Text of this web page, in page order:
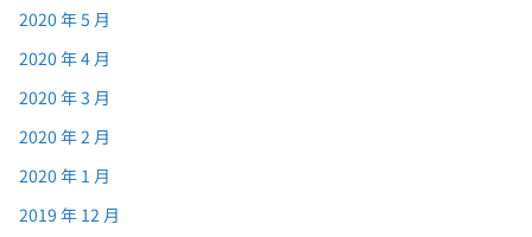
2020 年 5 月
2020 年 4 月
2020 年 3 月
2020 年 2 月
2020 年 1 月
2019 年 12 月